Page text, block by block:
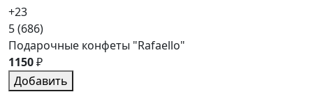
+23
5(686)
Подарочные конфеты "Rafaello"
1150₽
Добавить